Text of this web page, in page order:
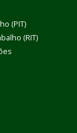
(PIT)
(RIT)